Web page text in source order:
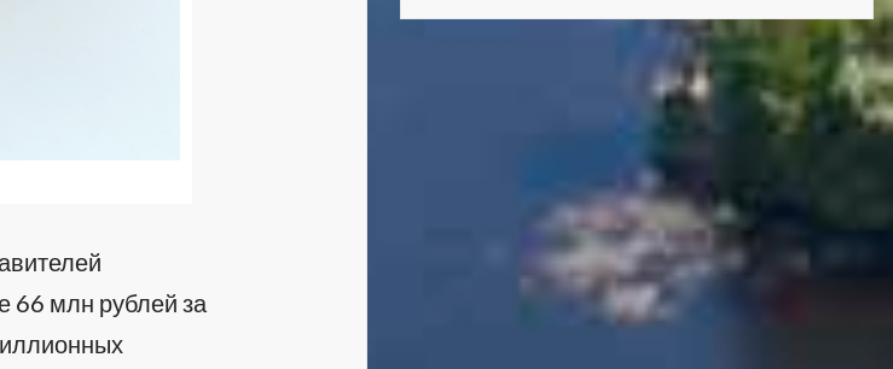
66 млн рублей за